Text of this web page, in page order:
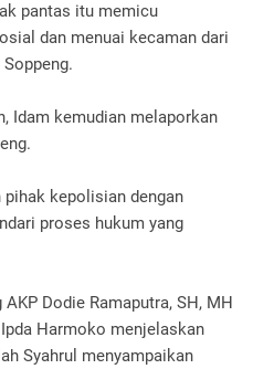
pantas itu memicu
dan menuai kecaman dari
Idam kemudian melaporkan
kepolisian dengan
proses hukum yang
Dodie Ramaputra, SH, MH
Harmoko menjelaskan
Syahrul menyampaikan